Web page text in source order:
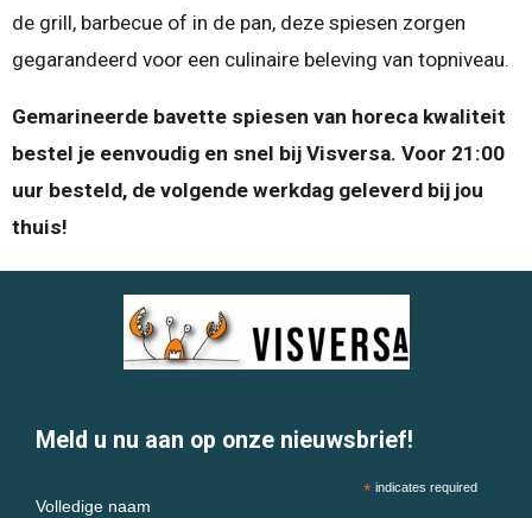
de grill, barbecue of in de pan, deze spiesen zorgen
gegarandeerd voor een culinaire beleving van topniveau.
Gemarineerde bavette spiesen van horeca kwaliteit
bestel je eenvoudig en snel bij Visversa. Voor 21:00
uur besteld, de volgende werkdag geleverd bij jou
thuis!
Meld u nu aan op onze nieuwsbrief!
* indicates required
Volledige naam